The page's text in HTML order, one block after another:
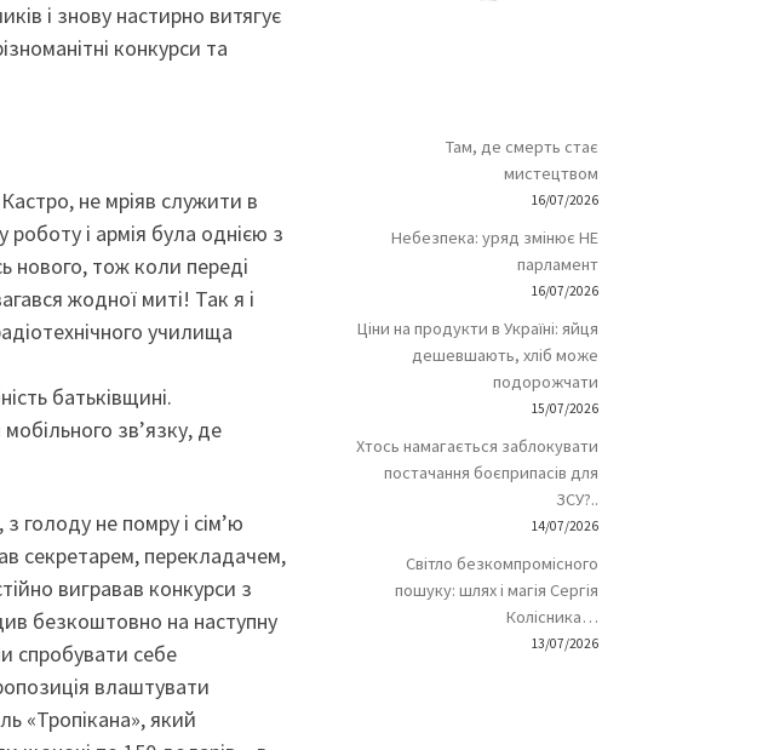
і знову настирно витягує
конкурси та
не мріяв служити в
і армія була однією з
тож коли переді
жодної миті! Так я і
училища
батьківщині.
зв’язку, де
голоду не помру і сім’ю
секретарем, перекладачем,
вигравав конкурси з
безкоштовно на наступну
спробувати себе
влаштувати
«Тропікана», який
Там, де смерть стає
мистецтвом
16/07/2026
Небезпека: уряд змінює НЕ
парламент
16/07/2026
Ціни на продукти в Україні: яйця
дешевшають, хліб може
подорожчати
15/07/2026
Хтось намагається заблокувати
постачання боєприпасів для
ЗСУ?..
14/07/2026
Світло безкомпромісного
пошуку: шлях і магія Сергія
Колісника…
13/07/2026